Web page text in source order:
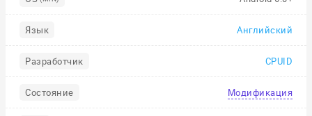
Язык Английский
Разработчик CPUID
Состояние Модификация